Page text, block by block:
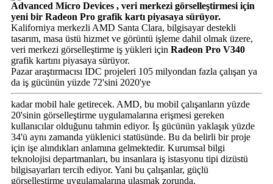
Advanced Micro Devices , veri merkezi görselleştirmesi için
yeni bir Radeon Pro grafik kartı piyasaya sürüyor.
Kaliforniya merkezli AMD Santa Clara, bilgisayar destekli
tasarım, masa üstü hizmet ve görüntü işleme dahil olmak üzere,
veri merkezi görselleştirme iş yükleri için Radeon Pro V340
grafik kartını piyasaya sürüyor.
Pazar araştırmacısı IDC projeleri 105 milyondan fazla çalışan ya
da iş gücünün yüzde 72'sini 2020'ye
kadar mobil hale getirecek. AMD, bu mobil çalışanların yüzde
20'sinin görselleştirme uygulamalarına erişmesi gereken
kullanıcılar olduğunu tahmin ediyor. İş gücünün yaklaşık yüzde
34'ü aynı zamanda yüklenici statüsünde. Bu da belirli bir proje
için işe alındıkları anlamına gelmektedir. Kurumsal bilgi
teknolojisi departmanları, bu insanlara iş istasyonu tipi dizüstü
bilgisayarları tercih ediyor. Yani bu çalışanlar, güçlü
görselleştirme uygulamalarına ulaşmak zorunda.